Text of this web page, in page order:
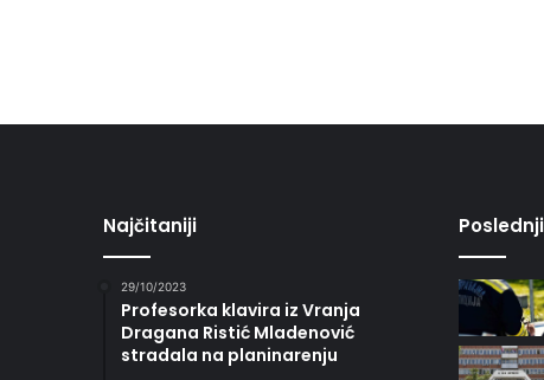
Najčitaniji
29/10/2023
Profesorka klavira iz Vranja
Dragana Ristić Mladenović
stradala na planinarenju